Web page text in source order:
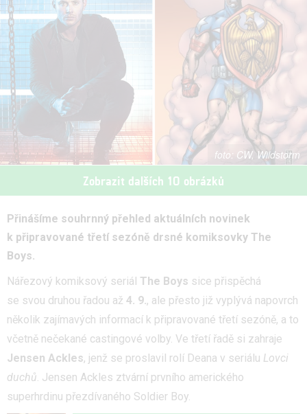
CW, Wildstorm
Zobrazit dalších 10 obrázků
Přinášíme souhrnný přehled aktuálních novinek
k připravované třetí sezóně drsné komiksovky The
Boys.
Nářezový komiksový seriál The Boys sice přispěchá
se svou druhou řadou až 4. 9., ale přesto již vyplývá napovrch
několik zajímavých informací k připravované třetí sezóně, a to
včetně nečekané castingové volby. Ve třetí řadě si zahraje
Jensen Ackles, jenž se proslavil rolí Deana v seriálu Lovci
duchů. Jensen Ackles ztvární prvního amerického
superhrdinu přezdívaného Soldier Boy.